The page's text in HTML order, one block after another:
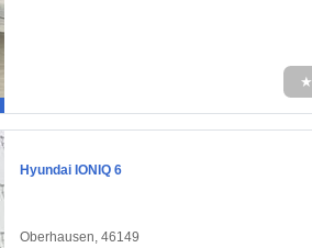
★
Hyundai IONIQ 6
Oberhausen, 46149